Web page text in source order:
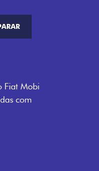
Escolha
Prata